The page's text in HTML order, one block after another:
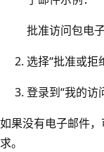
批准访问包电
选择“批准或拒
登录到“我的访
如果没有电子邮件
求。